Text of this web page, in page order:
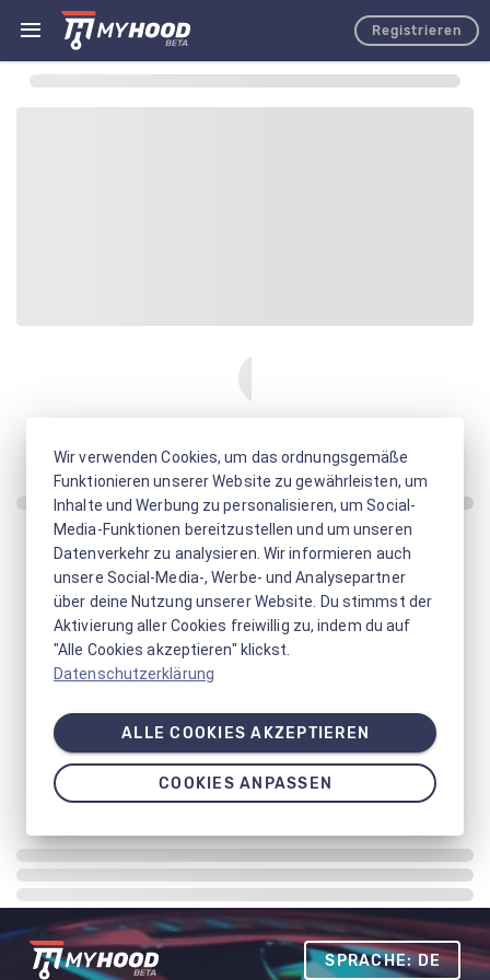
Registrieren
SPRACHE: DE
Wir verwenden Cookies, um das ordnungsgemäße
Funktionieren unserer Website zu gewährleisten, um
Inhalte und Werbung zu personalisieren, um Social-
Media-Funktionen bereitzustellen und um unseren
Datenverkehr zu analysieren. Wir informieren auch
unsere Social-Media-, Werbe- und Analysepartner
über deine Nutzung unserer Website. Du stimmst der
Aktivierung aller Cookies freiwillig zu, indem du auf
"Alle Cookies akzeptieren" klickst.
Datenschutzerklärung
ALLE COOKIES AKZEPTIEREN
COOKIES ANPASSEN